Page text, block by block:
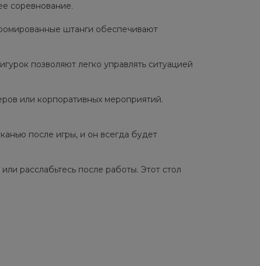
соревнование.
штанги обеспечивают
позволяют легко управлять ситуацией
или корпоративных мероприятий.
после игры, и он всегда будет
расслабьтесь после работы. Этот стол